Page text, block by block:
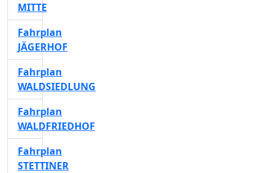
MITTE
Fahrplan
JÄGERHOF
Fahrplan
WALDSIEDLUNG
Fahrplan
WALDFRIEDHOF
Fahrplan
STETTINER